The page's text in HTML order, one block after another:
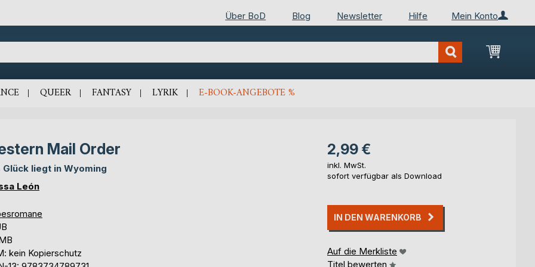
Mein Konto
Über BoD Blog Newsletter Hilfe
Mein
QUEER FANTASY LYRIK E-BOOK-ANGEBOTE %
Mail Order
Glück liegt in Wyoming
León
kein Kopierschutz
2,99 €
inkl. MwSt.
sofort verfügbar als Download
IN DEN WARENKORB
Auf die Merkliste
Titel bewerten